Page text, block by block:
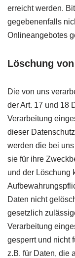
erreicht werden.
gegebenenfalls
Onlineangebotes
Löschung
Die von uns
der Art. 17 und 18
Verarbeitung
dieser
werden die bei
sie für ihre
und der Löschung
Daten nicht
gesetzlich
Verarbeitung
gesperrt und nicht
z.B. für Daten, die